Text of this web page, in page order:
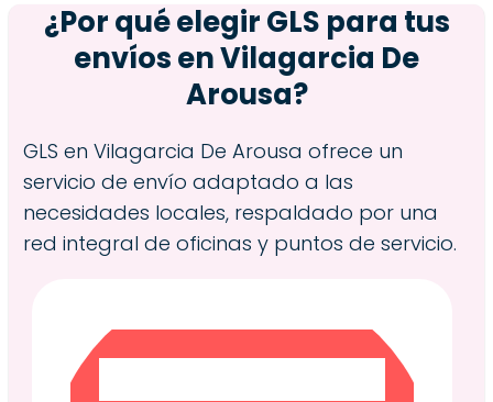
¿Por qué elegir GLS para tus
envíos enVilagarcia De
Arousa?
GLS en Vilagarcia De Arousa ofrece un
servicio de envío adaptado a las
necesidades locales, respaldado por una
red integral de oficinas y puntos de servicio.